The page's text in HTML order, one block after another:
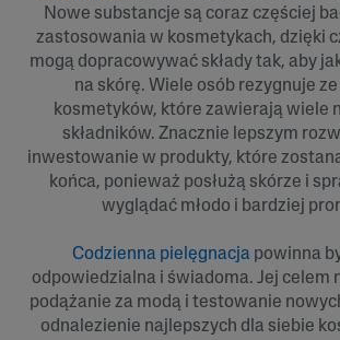
Nowe substancje są coraz częściej
zastosowania w kosmetykach, dzięki
mogą dopracowywać składy tak, aby
na skórę. Wiele osób rezygnuje
kosmetyków, które zawierają wiele
składników. Znacznie lepszym
inwestowanie w produkty, które
końca, ponieważ posłużą skórze i
wyglądać młodo i bardziej
Codzienna pielęgnacjapowinna
odpowiedzialna i świadoma. Jej celem
podążanie za modą i testowanie
odnalezienie najlepszych dla siebie